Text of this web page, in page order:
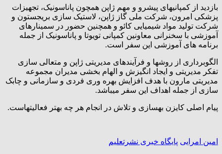
بازدید از ‌کمپانیهای پیشرو و مهم ژاپن همچون پاناسونیک، تجهیزات
پزشکی امرون، شرکت ملی گاز ژاپن، لاستیک سازی بریجستون و
شرکت تولید مواد شیمیایی کائو و همچنین حضور در سمینارهای
آموزشی با سخنرانی معاونین کمپانی تویوتا و پاناسونیک از جمله
برنامه های آموزشی این سفر است.
الگوبرداری از روشها و فرآیندهای مدیریتی ژاپن و متعالی سازی
تفکر مدیریتی و ایجاد انگیزش و الهام بخشی مدیران مجموعه
مدیریتی مارون با هدف افزایش بهره وری فردی و سازمانی و چابک
سازی از جمله اهداف این سفر میباشد.
پیام اصلی کایزن بهسازی و تلاش در انجام هر چه بهتر فعالیتهاست.
امین امرایی پایگاه خبری نشرتعلیم